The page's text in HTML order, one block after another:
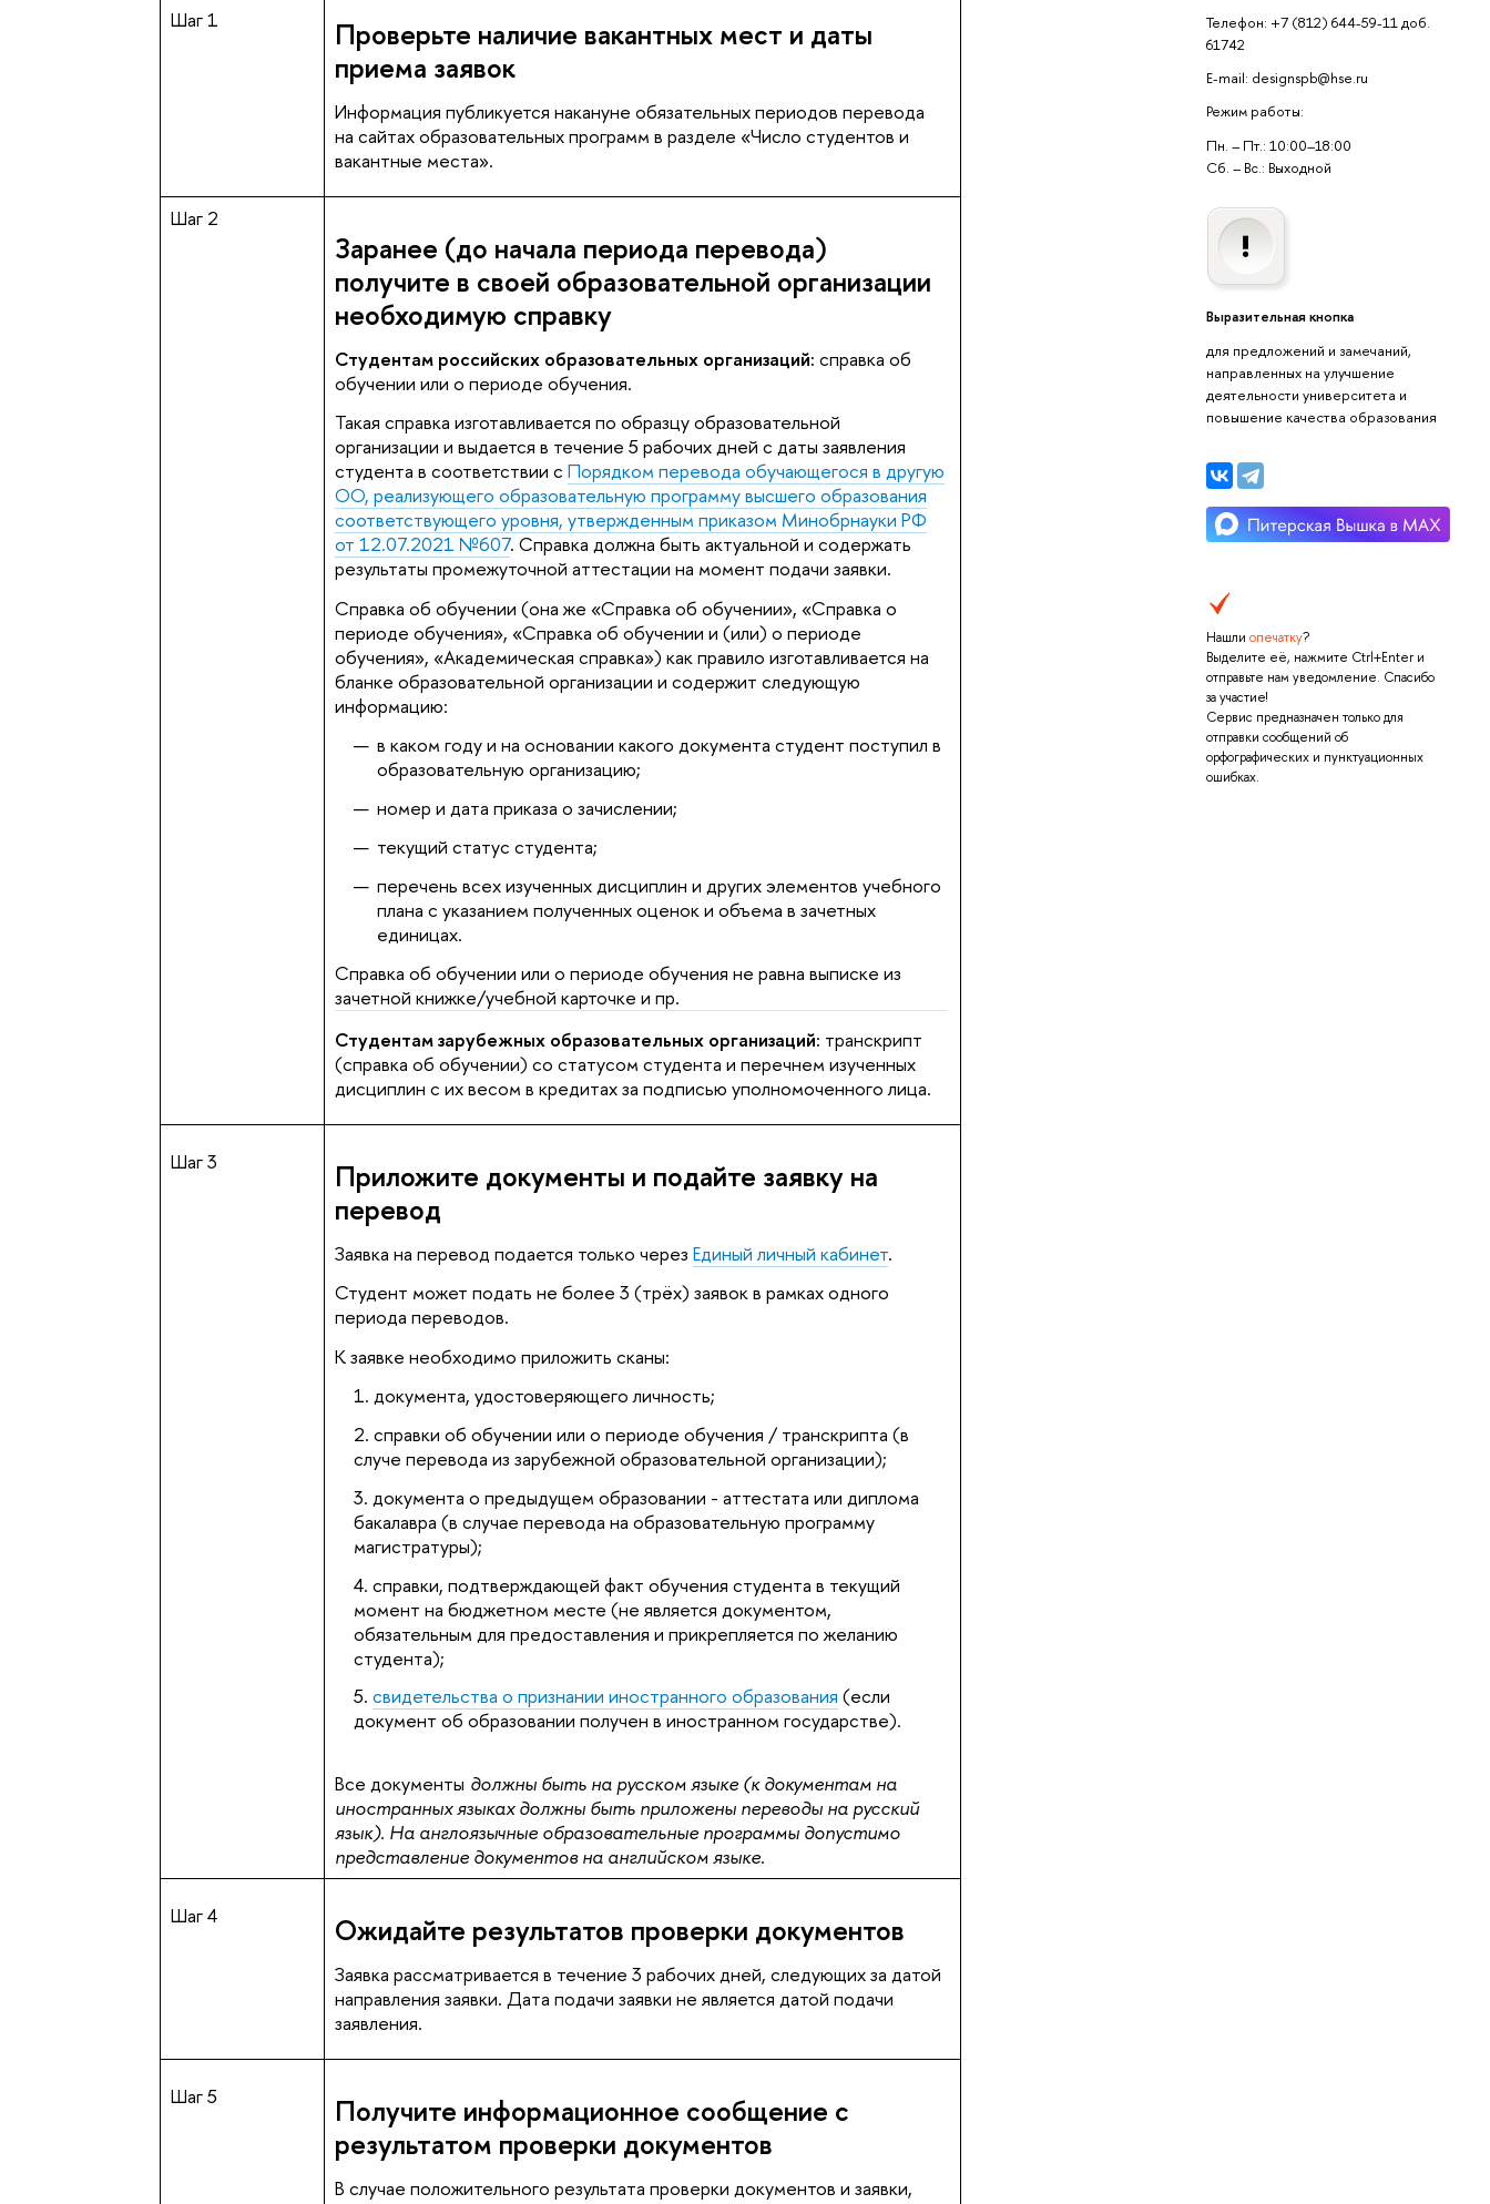
Телефон: +7 (812) 644-59-11 доб.
61742
E-mail: designspb@hse.ru
Режим работы:
Пн. – Пт.: 10:00–18:00
Сб. – Вс.: Выходной
Выразительная кнопка
для предложений и замечаний,
направленных на улучшение
деятельности университета и
повышение качества образования
Нашли опечатку?
Выделите её, нажмите Ctrl+Enter и
отправьте нам уведомление. Спасибо
за участие!
Сервис предназначен только для
отправки сообщений об
орфографических и пунктуационных
ошибках.
Шаг 1
Проверьте наличие вакантных мест и даты
приема заявок
Информация публикуется накануне обязательных периодов перевода
на сайтах образовательных программ в разделе «Число студентов и
вакантные места».
Шаг 2
Заранее (до начала периода перевода)
получите в своей образовательной организации
необходимую справку
Студентам российских образовательных организаций: справка об
обучении или о периоде обучения.
Такая справка изготавливается по образцу образовательной
организации и выдается в течение 5 рабочих дней с даты заявления
студента в соответствии с Порядком перевода обучающегося в другую
ОО, реализующего образовательную программу высшего образования
соответствующего уровня, утвержденным приказом Минобрнауки РФ
от 12.07.2021 №607. Справка должна быть актуальной и содержать
результаты промежуточной аттестации на момент подачи заявки.
Справка об обучении (она же «Справка об обучении», «Справка о
периоде обучения», «Справка об обучении и (или) о периоде
обучения», «Академическая справка») как правило изготавливается на
бланке образовательной организации и содержит следующую
информацию:
в каком году и на основании какого документа студент поступил в
образовательную организацию;
номер и дата приказа о зачислении;
текущий статус студента;
перечень всех изученных дисциплин и других элементов учебного
плана с указанием полученных оценок и объема в зачетных
единицах.
Справка об обучении или о периоде обучения не равна выписке из
зачетной книжке/учебной карточке и пр.
Студентам зарубежных образовательных организаций: транскрипт
(справка об обучении) со статусом студента и перечнем изученных
дисциплин с их весом в кредитах за подписью уполномоченного лица.
Шаг 3
Приложите документы и подайте заявку на
перевод
Заявка на перевод подается только через Единый личный кабинет.
Студент может подать не более 3 (трёх) заявок в рамках одного
периода переводов.
К заявке необходимо приложить сканы:
документа, удостоверяющего личность;
справки об обучении или о периоде обучения / транскрипта (в
случе перевода из зарубежной образовательной организации);
документа о предыдущем образовании - аттестата или диплома
бакалавра (в случае перевода на образовательную программу
магистратуры);
справки, подтверждающей факт обучения студента в текущий
момент на бюджетном месте (не является документом,
обязательным для предоставления и прикрепляется по желанию
студента);
свидетельства о признании иностранного образования (если
документ об образовании получен в иностранном государстве).
Все документы должны быть на русском языке (к документам на
иностранных языках должны быть приложены переводы на русский
язык). На англоязычные образовательные программы допустимо
представление документов на английском языке.
Шаг 4 Ожидайте результатов проверки документов
Заявка рассматривается в течение 3 рабочих дней, следующих за датой
направления заявки. Дата подачи заявки не является датой подачи
заявления.
Шаг 5
Получите информационное сообщение с
результатом проверки документов
В случае положительного результата проверки документов и заявки,